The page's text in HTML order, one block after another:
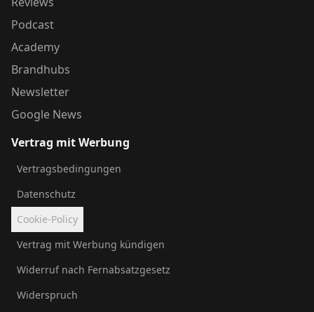
Podcast
Academy
Brandhubs
Newsletter
Google News
Vertrag mit Werbung
Vertragsbedingungen
Datenschutz
Cookie-Policy
Vertrag mit Werbung kündigen
Widerruf nach Fernabsatzgesetz
Widerspruch